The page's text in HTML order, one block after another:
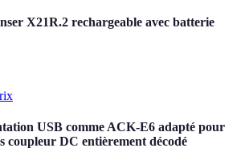
X21R.2 rechargeable avec batterie
USB comme ACK-E6 adapté pour
coupleur DC entièrement décodé